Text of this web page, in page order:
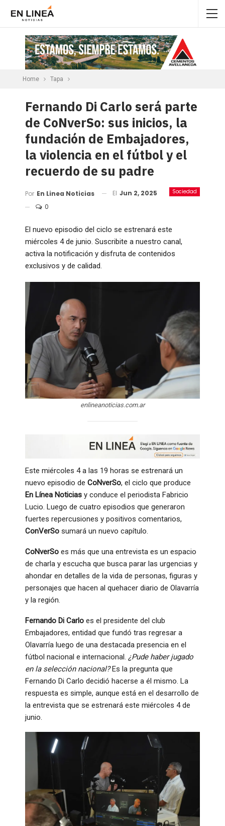
Home Tapa
Fernando Di Carlo será parte
de CoNverSo: sus inicios, la
fundación de Embajadores,
la violencia en el fútbol y el
recuerdo de su padre
Sociedad
Por En Linea Noticias El Jun 2, 2025
0
El nuevo episodio del ciclo se estrenará este
miércoles 4 de junio. Suscribite a nuestro canal,
activa la notificación y disfruta de contenidos
exclusivos y de calidad.
enlineanoticias.com.ar
Este miércoles 4 a las 19 horas se estrenará un
nuevo episodio de CoNverSo, el ciclo que produce
En Línea Noticias y conduce el periodista Fabricio
Lucio. Luego de cuatro episodios que generaron
fuertes repercusiones y positivos comentarios,
ConVerSo sumará un nuevo capítulo.
CoNverSo es más que una entrevista es un espacio
de charla y escucha que busca parar las urgencias y
ahondar en detalles de la vida de personas, figuras y
personajes que hacen al quehacer diario de Olavarría
y la región.
Fernando Di Carlo es el presidente del club
Embajadores, entidad que fundó tras regresar a
Olavarría luego de una destacada presencia en el
fútbol nacional e internacional. ¿Pude haber jugado
en la selección nacional?Es la pregunta que
Fernando Di Carlo decidió hacerse a él mismo. La
respuesta es simple, aunque está en el desarrollo de
la entrevista que se estrenará este miércoles 4 de
junio.